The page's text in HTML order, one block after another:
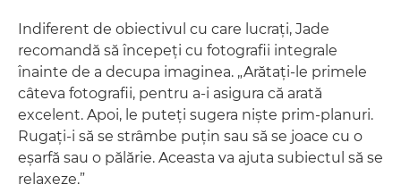
Indiferent de obiectivul cu care lucraţi, Jade
recomandă să începeţi cu fotografii integrale
înainte de a decupa imaginea. „Arătaţi-le primele
câteva fotografii, pentru a-i asigura că arată
excelent. Apoi, le puteţi sugera nişte prim-planuri.
Rugaţi-i să se strâmbe puţin sau să se joace cu o
eşarfă sau o pălărie. Aceasta va ajuta subiectul să se
relaxeze.”